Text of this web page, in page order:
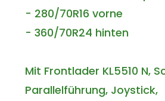
- 280/70R16 vorne
- 360/70R24 hinten
Mit Frontlader KL5510 N,
Parallelführung, Joystick,